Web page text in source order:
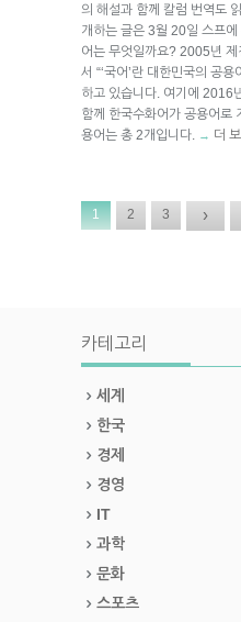
의 해설과 함께 칼럼 번역도
개하는 글은 3월 20일 스프
어는 무엇일까요? 2005년 제
서 “‘국어’란 대한민국의 공
하고 있습니다. 여기에 2016
함께 한국수화어가 공용어로
용어는 총 2개입니다.
→ 더 보
1 2 3 ›
카테고리
세계
한국
경제
경영
IT
과학
문화
스포츠